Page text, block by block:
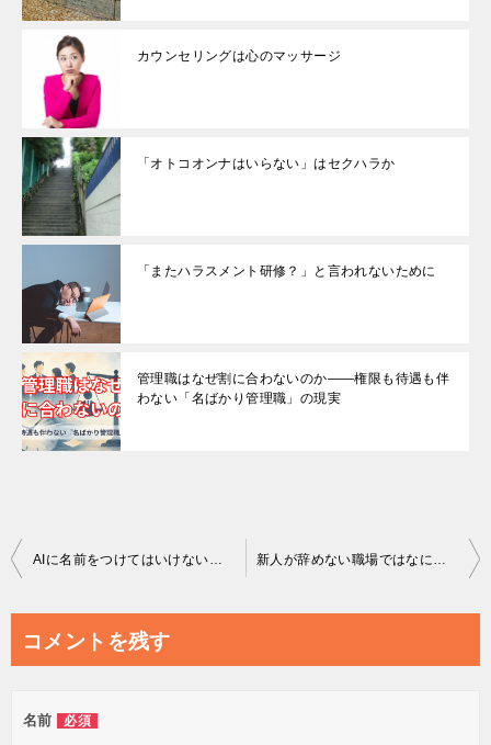
カウンセリングは心のマッサージ
「オトコオンナはいらない」はセクハラか
「またハラスメント研修？」と言われないために
管理職はなぜ割に合わないのか――権限も待遇も伴
わない「名ばかり管理職」の現実
投
ビ
ー
AIに名前をつけてはいけない――なんでも受け止めてくれる存在と、どう線を引くか 新人が辞めない職場ではなにをしているか
コメントを残す
名前 必須